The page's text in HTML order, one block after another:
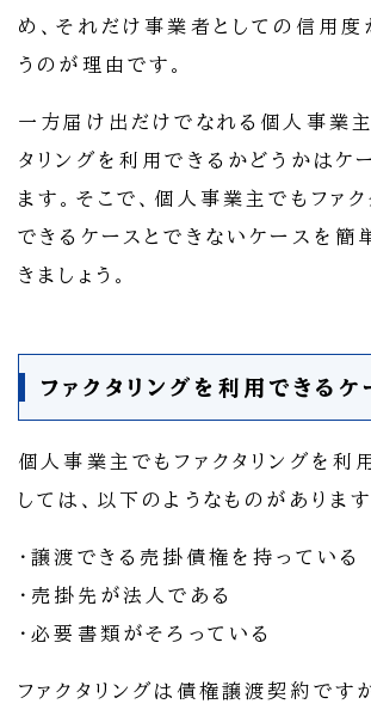
め、それだけ事業者としての信用度
うのが理由です。
一方届け出だけでなれる個人事業主
タリングを利用できるかどうかはケ
ます。そこで、個人事業主でもファ
できるケースとできないケースを簡
きましょう。
ファクタリングを利用できるケ
個人事業主でもファクタリングを利
しては、以下のようなものがあります
・譲渡できる売掛債権を持っている
・売掛先が法人である
・必要書類がそろっている
ファクタリングは債権譲渡契約です